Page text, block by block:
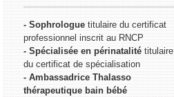
- Sophrologue titulaire du certificat
professionnel inscrit au RNCP
- Spécialisée en périnatalité titulaire
du certificat de spécialisation
- Ambassadrice Thalasso
thérapeutique bain bébé